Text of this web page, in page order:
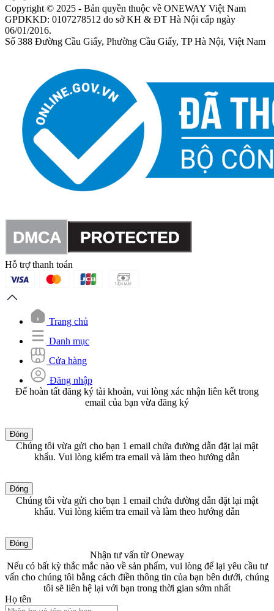
Copyright © 2025 - Bản quyền thuộc về ONEWAY Việt Nam
GPDKKD: 0107278512 do sở KH & ĐT Hà Nội cấp ngày
06/01/2016.
Số 388 Đường Cầu Giấy, Phường Cầu Giấy, TP Hà Nội, Việt Nam
Hỗ trợ thanh toán
Trang chủ
Danh mục
Cửa hàng
Đăng nhập
Để hoàn tất đăng ký tài khoản, vui lòng xác nhận liên kết trong
email của bạn vừa đăng ký
Đóng
Chúng tôi vừa gửi cho bạn 1 email chứa đường dẫn đặt lại mật
khẩu. Vui lòng kiểm tra email và làm theo hướng dẫn
Đóng
Chúng tôi vừa gửi cho bạn 1 email chứa đường dẫn đặt lại mật
khẩu. Vui lòng kiểm tra email và làm theo hướng dẫn
Đóng
Nhận tư vấn từ Oneway
Nếu có bất kỳ thắc mắc nào về sản phẩm, vui lòng để lại yêu cầu tư
vấn cho chúng tôi bằng cách điền thông tin của bạn bên dưới, chúng
tôi sẽ liên hệ lại với bạn trong thời gian sớm nhất
Họ tên